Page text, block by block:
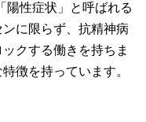
陽性症状」と呼ばれる
に限らず、抗精神病
クする働きを持ちま
徴を持っています。